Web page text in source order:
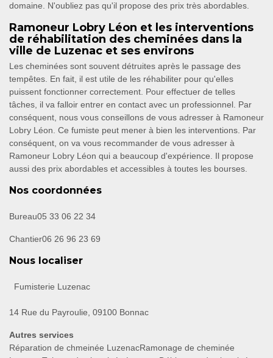
domaine. N'oubliez pas qu'il propose des prix très abordables.
Ramoneur Lobry Léon et les interventions
de réhabilitation des cheminées dans la
ville de Luzenac et ses environs
Les cheminées sont souvent détruites après le passage des
tempêtes. En fait, il est utile de les réhabiliter pour qu'elles
puissent fonctionner correctement. Pour effectuer de telles
tâches, il va falloir entrer en contact avec un professionnel. Par
conséquent, nous vous conseillons de vous adresser à Ramoneur
Lobry Léon. Ce fumiste peut mener à bien les interventions. Par
conséquent, on va vous recommander de vous adresser à
Ramoneur Lobry Léon qui a beaucoup d'expérience. Il propose
aussi des prix abordables et accessibles à toutes les bourses.
Nos coordonnées
Bureau05 33 06 22 34
Chantier06 26 96 23 69
Nous localiser
Fumisterie Luzenac
14 Rue du Payroulie, 09100 Bonnac
Autres services
Réparation de chmeinée LuzenacRamonage de cheminée